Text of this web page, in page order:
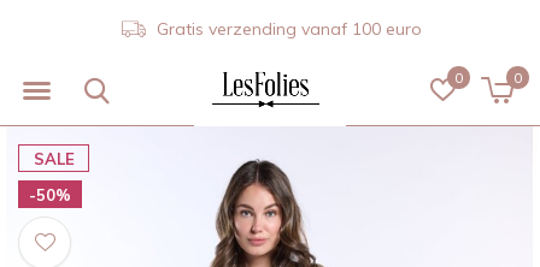
0 0
Gratis verzending vanaf 100 euro
SALE
-50%